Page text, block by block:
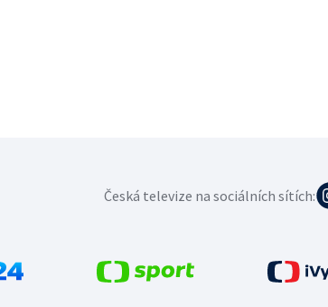
Česká televize na sociálních sítích: